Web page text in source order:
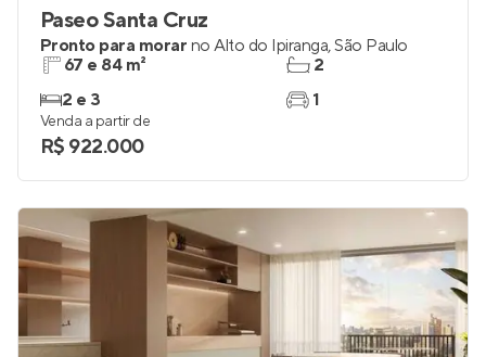
Paseo Santa Cruz
Pronto para morar no Alto do Ipiranga,São Paulo
67 e 84 m²
2 e 3
2
1
Venda a partir de
R$ 922.000